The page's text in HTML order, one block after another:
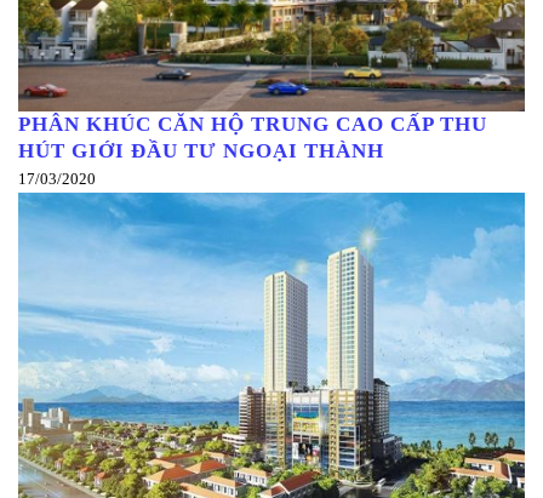
PHÂN KHÚC CĂN HỘ TRUNG CAO CẤP THU
HÚT GIỚI ĐẦU TƯ NGOẠI THÀNH
17/03/2020